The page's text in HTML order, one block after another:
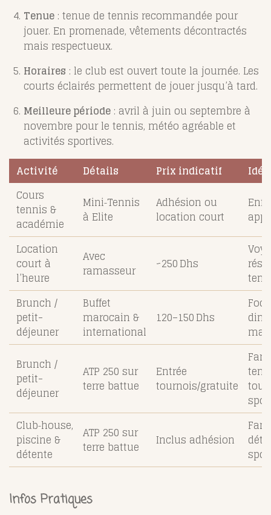
Tenue : tenue de tennis recommandée pour
jouer. En promenade, vêtements décontractés
mais respectueux.
Horaires : le club est ouvert toute la journée. Les
courts éclairés permettent de jouer jusqu’à tard.
Meilleure période : avril à juin ou septembre à
novembre pour le tennis, météo agréable et
activités sportives.
Activité
Détails Prix indicatif
Cours
tennis &
académie
Mini‑Tennis
à Elite
Adhésion ou
location court
Location
court à
l’heure
Avec
ramasseur
~250 Dhs
Brunch /
petit-
déjeuner
Buffet
marocain &
international
120–150 Dhs
Brunch /
petit-
déjeuner
ATP 250 sur
terre battue
Entrée
tournois/gratuite
Club‑house,
piscine &
détente
ATP 250 sur
terre battue
Inclus adhésion
Infos Pratiques